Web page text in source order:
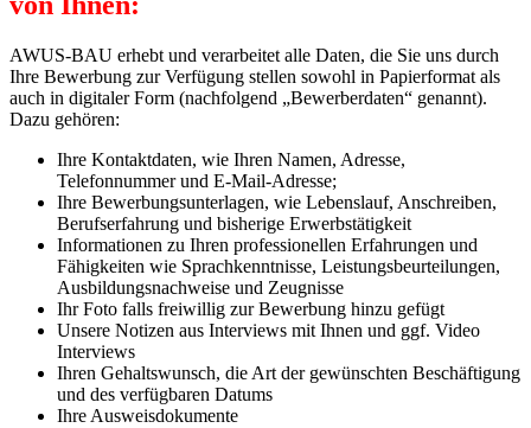
AWUS-BAU erhebt und verarbeitet alle Daten, die Sie uns durch
Ihre Bewerbung zur Verfügung stellen sowohl in Papierformat als
auch in digitaler Form (nachfolgend „Bewerberdaten“ genannt).
Dazu gehören:
Ihre Kontaktdaten, wie Ihren Namen, Adresse,
Telefonnummer und E-Mail-Adresse;
Ihre Bewerbungsunterlagen, wie Lebenslauf, Anschreiben,
Berufserfahrung und bisherige Erwerbstätigkeit
Informationen zu Ihren professionellen Erfahrungen und
Fähigkeiten wie Sprachkenntnisse, Leistungsbeurteilungen,
Ausbildungsnachweise und Zeugnisse
Ihr Foto falls freiwillig zur Bewerbung hinzu gefügt
Unsere Notizen aus Interviews mit Ihnen und ggf. Video
Interviews
Ihren Gehaltswunsch, die Art der gewünschten Beschäftigung
und des verfügbaren Datums
Ihre Ausweisdokumente